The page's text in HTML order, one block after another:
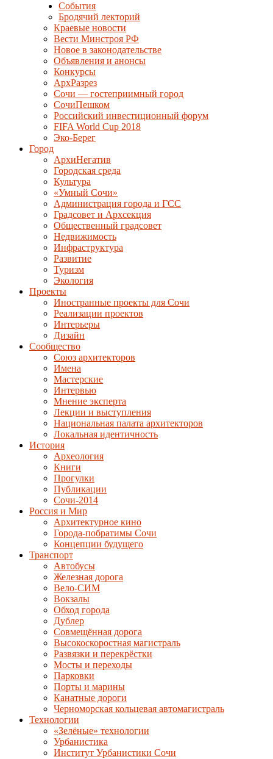
События
Бродячий лекторий
Краевые новости
Вести Минстроя РФ
Новое в законодательстве
Объявления и анонсы
Конкурсы
АрхРазрез
Сочи — гостеприимный город
СочиПешком
Российский инвестиционный форум
FIFA World Cup 2018
Эко-Берег
Город
АрхиНегатив
Городская среда
Культура
«Умный Сочи»
Администрация города и ГСС
Градсовет и Архсекция
Общественный градсовет
Недвижимость
Инфраструктура
Развитие
Туризм
Экология
Проекты
Иностранные проекты для Сочи
Реализации проектов
Интерьеры
Дизайн
Сообщество
Союз архитекторов
Имена
Мастерские
Интервью
Мнение эксперта
Лекции и выступления
Национальная палата архитекторов
Локальная идентичность
История
Археология
Книги
Прогулки
Публикации
Сочи-2014
Россия и Мир
Архитектурное кино
Города-побратимы Сочи
Концепции будущего
Транспорт
Автобусы
Железная дорога
Вело-СИМ
Вокзалы
Обход города
Дублер
Совмещённая дорога
Высокоскоростная магистраль
Развязки и перекрёстки
Мосты и переходы
Парковки
Порты и марины
Канатные дороги
Черноморская кольцевая автомагистраль
Технологии
«Зелёные» технологии
Урбанистика
Институт Урбанистики Сочи